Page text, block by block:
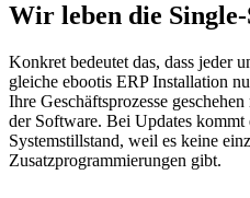
Wir leben die
Konkret bedeutet das, dass jeder
gleiche ebootis ERP Installation
Ihre Geschäftsprozesse
der Software. Bei Updates kommt
Systemstillstand, weil es keine
Zusatzprogrammierungen gibt.